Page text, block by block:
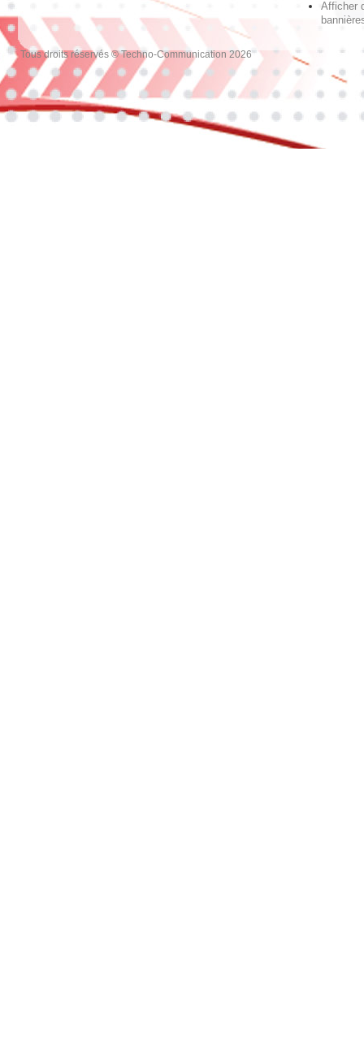
Afficher
Tous droits réservés © Techno-Communication 2026